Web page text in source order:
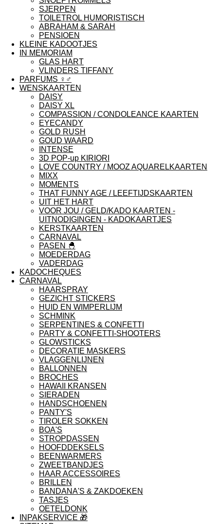
SJERPEN
TOILETROL HUMORISTISCH
ABRAHAM & SARAH
PENSIOEN
KLEINE KADOOTJES
IN MEMORIAM
GLAS HART
VLINDERS TIFFANY
PARFUMS ♀︎♂︎
WENSKAARTEN
DAISY
DAISY XL
COMPASSION / CONDOLEANCE KAARTEN
EYECANDY
GOLD RUSH
GOUD WAARD
INTENSE
3D POP-up KIRIORI
LOVE COUNTRY / MOOZ AQUARELKAARTEN
MIXX
MOMENTS
THAT FUNNY AGE / LEEFTIJDSKAARTEN
UIT HET HART
VOOR JOU / GELD/KADO KAARTEN -
UITNODIGINGEN - KADOKAARTJES
KERSTKAARTEN
CARNAVAL
PASEN 🐣
MOEDERDAG
VADERDAG
KADOCHEQUES
CARNAVAL
HAARSPRAY
GEZICHT STICKERS
HUID EN WIMPERLIJM
SCHMINK
SERPENTINES & CONFETTI
PARTY & CONFETTI-SHOOTERS
GLOWSTICKS
DECORATIE MASKERS
VLAGGENLIJNEN
BALLONNEN
BROCHES
HAWAII KRANSEN
SIERADEN
HANDSCHOENEN
PANTY'S
TIROLER SOKKEN
BOA'S
STROPDASSEN
HOOFDDEKSELS
BEENWARMERS
ZWEETBANDJES
HAAR ACCESSOIRES
BRILLEN
BANDANA'S & ZAKDOEKEN
TASJES
OETELDONK
INPAKSERVICE 🎁